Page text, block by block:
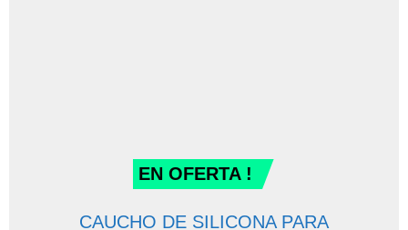
EN OFERTA !
CAUCHO DE SILICONA PARA